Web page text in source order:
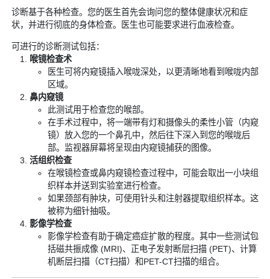
诊断基于各种检查。您的医生首先会询问您的整体健康状况和症
状，并进行彻底的身体检查。医生也可能要求进行血液检查。
可进行的诊断测试包括：
喉镜检查术
医生可将内窥镜插入喉咙深处，以更清晰地看到喉咙内部
区域。
鼻内窥镜
此测试用于检查您的喉部。
在手术过程中，将一端带有灯和摄像头的柔性小管（内窥
镜）放入您的一个鼻孔中，然后往下深入到您的喉咙后
部。监视器屏幕将呈现由内窥镜捕获的图像。
活组织检查
在喉镜检查或鼻内窥镜检查过程中，可能会取出一小块组
织样本并送到实验室进行检查。
如果颈部有肿块，可使用针头和注射器提取组织样本。这
被称为细针抽吸。
影像学检查
影像学检查有助于确定癌症扩散的程度。其中一些测试包
括磁共振成像 (MRI)、正电子发射断层扫描 (PET)、计算
机断层扫描（CT扫描）和PET-CT扫描的组合。